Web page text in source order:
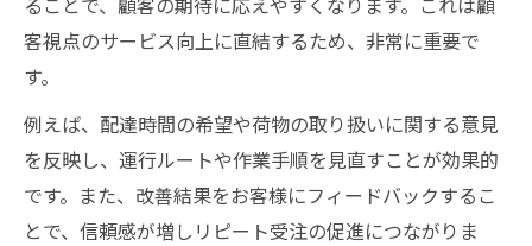
客視点のサービス向上に直結するため、非常に重要で
す。
例えば、配達時間の希望や荷物の取り扱いに関する意見
を反映し、運行ルートや作業手順を見直すことが効果的
です。また、改善結果をお客様にフィードバックするこ
とで、信頼感が増しリピート受注の促進につながりま